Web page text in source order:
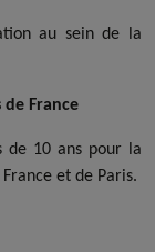
au sein de la
France
de 10 ans pour la
et de Paris.